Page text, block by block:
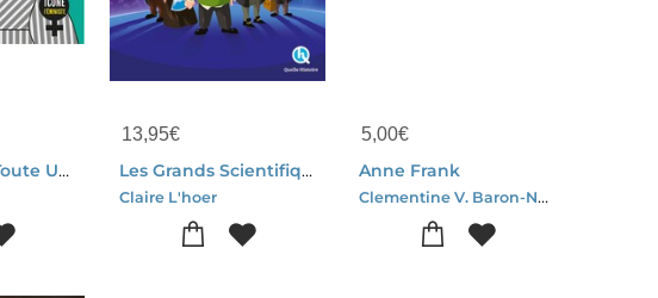
Marie Curie : Toute Une Vie En Infographies
13,95€
Les Grands Scientifiques
Claire L'hoer
5,00€
Anne Frank
Clementine V. Baron-Nuno Alves Rodrigues